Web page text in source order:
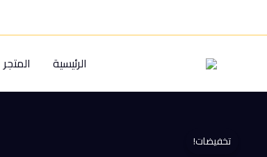
الرئيسية المتجر
تخفيضات!